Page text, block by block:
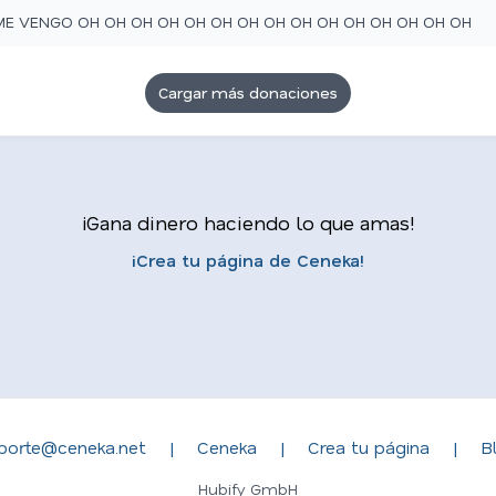
VENGO OH OH OH OH OH OH OH OH OH OH OH OH OH OH OH
Cargar más donaciones
¡Gana dinero haciendo lo que amas!
¡Crea tu página de Ceneka!
| Ceneka | Crea tu página |
Hubify GmbH